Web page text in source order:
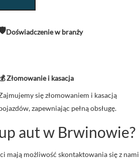
Doświadczenie w branży
Złomowanie i kasacja
się złomowaniem i kasacją
zapewniając pełną obsługę.
aut w Brwinowie?
mają możliwość skontaktowania się z nami